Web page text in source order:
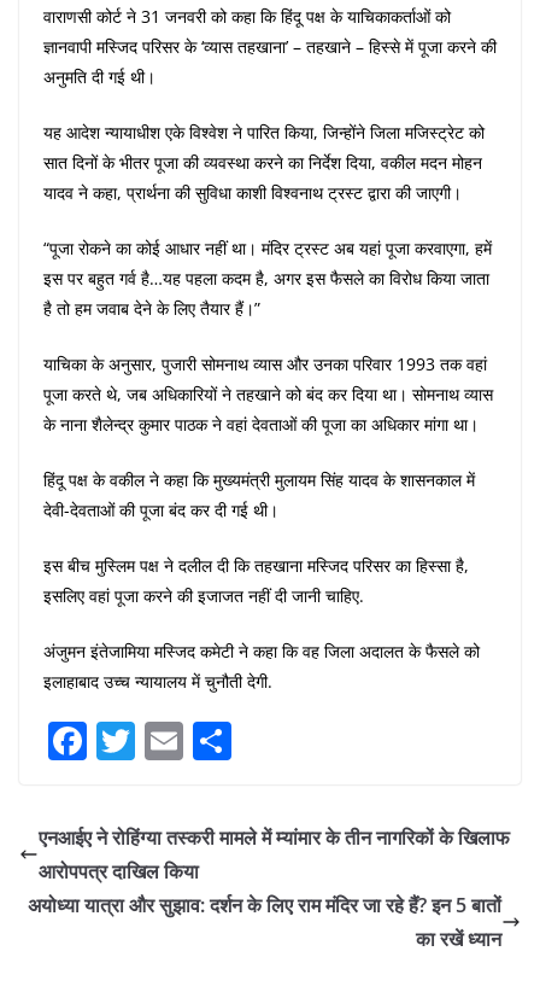
वाराणसी कोर्ट ने 31 जनवरी को कहा कि हिंदू पक्ष के याचिकाकर्ताओं को
ज्ञानवापी मस्जिद परिसर के ‘व्यास तहखाना’ – तहखाने – हिस्से में पूजा करने की
अनुमति दी गई थी।
यह आदेश न्यायाधीश एके विश्वेश ने पारित किया, जिन्होंने जिला मजिस्ट्रेट को
सात दिनों के भीतर पूजा की व्यवस्था करने का निर्देश दिया, वकील मदन मोहन
यादव ने कहा, प्रार्थना की सुविधा काशी विश्वनाथ ट्रस्ट द्वारा की जाएगी।
“पूजा रोकने का कोई आधार नहीं था। मंदिर ट्रस्ट अब यहां पूजा करवाएगा, हमें
इस पर बहुत गर्व है…यह पहला कदम है, अगर इस फैसले का विरोध किया जाता
है तो हम जवाब देने के लिए तैयार हैं।”
याचिका के अनुसार, पुजारी सोमनाथ व्यास और उनका परिवार 1993 तक वहां
पूजा करते थे, जब अधिकारियों ने तहखाने को बंद कर दिया था। सोमनाथ व्यास
के नाना शैलेन्द्र कुमार पाठक ने वहां देवताओं की पूजा का अधिकार मांगा था।
हिंदू पक्ष के वकील ने कहा कि मुख्यमंत्री मुलायम सिंह यादव के शासनकाल में
देवी-देवताओं की पूजा बंद कर दी गई थी।
इस बीच मुस्लिम पक्ष ने दलील दी कि तहखाना मस्जिद परिसर का हिस्सा है,
इसलिए वहां पूजा करने की इजाजत नहीं दी जानी चाहिए.
अंजुमन इंतेजामिया मस्जिद कमेटी ने कहा कि वह जिला अदालत के फैसले को
इलाहाबाद उच्च न्यायालय में चुनौती देगी.
F
c
e
b
T
itt
er
E
ai
l
ar
e
एनआईए ने रोहिंग्या तस्करी मामले में म्यांमार के तीन नागरिकों के खिलाफ
आरोपपत्र दाखिल किया
अयोध्या यात्रा और सुझाव: दर्शन के लिए राम मंदिर जा रहे हैं? इन 5 बातों
का रखें ध्यान